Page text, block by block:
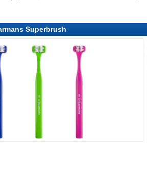
Superbrush